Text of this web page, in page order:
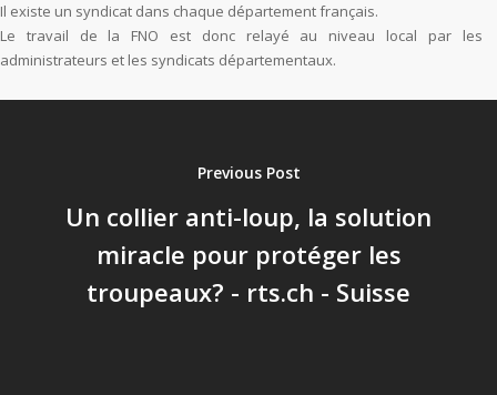
Il existe un syndicat dans chaque département français.
Le travail de la FNO est donc relayé au niveau local par les
administrateurs et les syndicats départementaux.
Previous Post
Un collier anti-loup, la solution
miracle pour protéger les
troupeaux? - rts.ch - Suisse